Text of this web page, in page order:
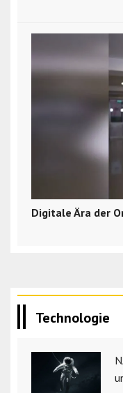
Digitale Ära der
Technologie